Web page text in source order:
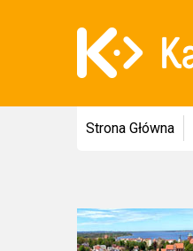
Strona Główna